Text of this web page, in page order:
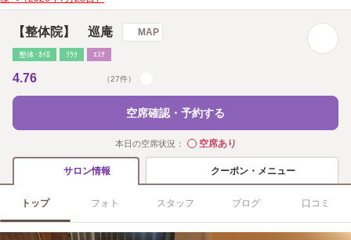
【整体院】 巡庵 MAP
整体･ｶｲﾛ ﾘﾗｸ ｴｽﾃ
4.76 （27件）
空席確認・予約する
本日の空席状況： ◯空席あり
サロン情報 クーポン・メニュー
トップ フォト スタッフ ブログ 口コミ